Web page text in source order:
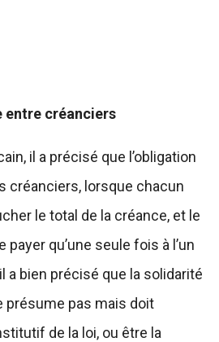
entre créanciers
il a précisé que l’obligation
créanciers, lorsque chacun
le total de la créance, et le
payer qu’une seule fois à l’un
a bien précisé que la solidarité
présume pas mais doit
de la loi, ou être la